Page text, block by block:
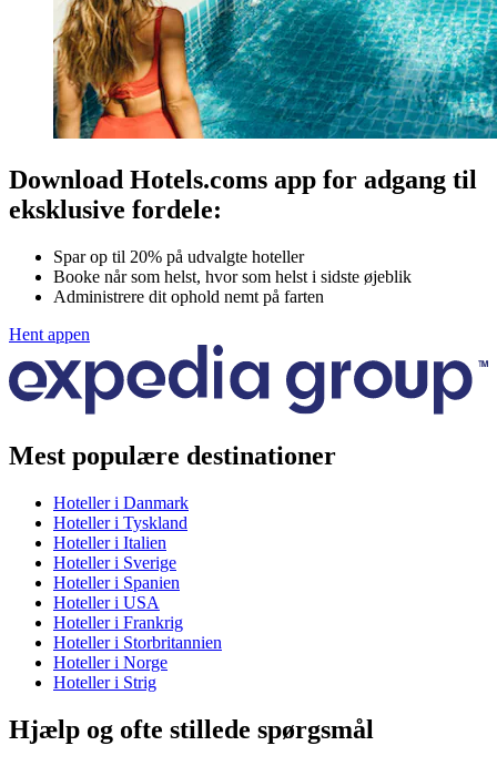
Download Hotels.coms app for adgang til
eksklusive fordele:
Spar op til 20% på udvalgte hoteller
Booke når som helst, hvor som helst i sidste øjeblik
Administrere dit ophold nemt på farten
Hent appen
Mest populære destinationer
Hoteller i Danmark
Hoteller i Tyskland
Hoteller i Italien
Hoteller i Sverige
Hoteller i Spanien
Hoteller i USA
Hoteller i Frankrig
Hoteller i Storbritannien
Hoteller i Norge
Hoteller i Strig
Hjælp og ofte stillede spørgsmål